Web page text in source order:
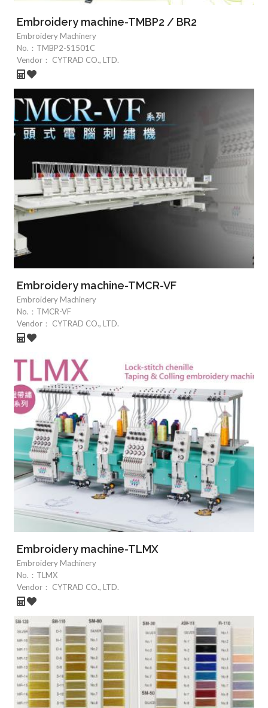
Embroidery machine-TMBP2 / BR2
Embroidery Machinery
No.： TMBP2-S1501C
Vendor：
CYTRAD CO., LTD.
Embroidery machine-TMCR-VF
Embroidery Machinery
No.： TMCR-VF
Vendor：
CYTRAD CO., LTD.
Embroidery machine-TLMX
Embroidery Machinery
No.： TLMX
Vendor：
CYTRAD CO., LTD.